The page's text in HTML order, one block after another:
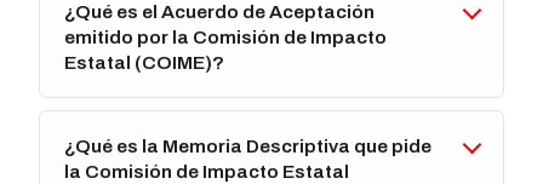
¿Qué es el Acuerdo de Aceptación
emitido por la Comisión de Impacto
Estatal (COIME)?
¿Qué es la Memoria Descriptiva que pide
la Comisión de Impacto Estatal